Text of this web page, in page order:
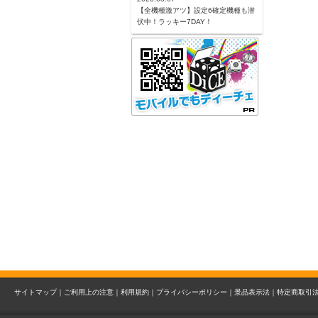
【全機種激アツ】設定6確定機種も潜
伏中！ラッキー7DAY！
サイトマップ｜ ご利用上の注意｜ 利用規約｜ プライバシーポリシー｜ 景品表示法｜ 特定商取引